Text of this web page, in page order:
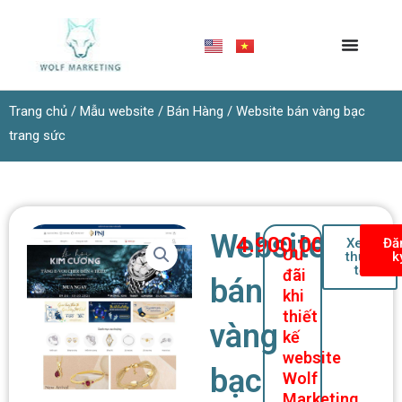
dung
Trang chủ / Mẫu website / Bán Hàng / Website bán vàng bạc
trang sức
Website
bán
vàng
bạc
4.900.000 ₫
Ưu
đãi
khi
thiết
kế
website
Wolf
Xem
thực
tế